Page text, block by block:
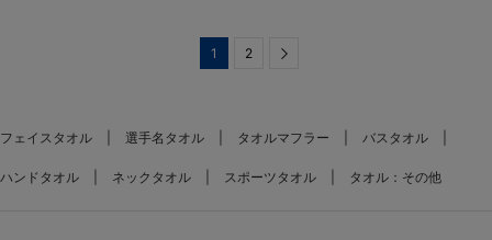
1 2
フェイスタオル 選手名タオル タオルマフラー バスタオル
ハンドタオル ネックタオル スポーツタオル タオル：その他